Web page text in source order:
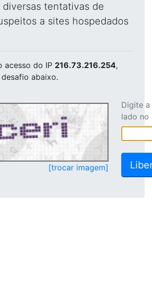
diversas tentativas de
a sites hospedados
acesso do IP 216.73.216.254,
abaixo.
[trocar imagem]
Digite
lado no